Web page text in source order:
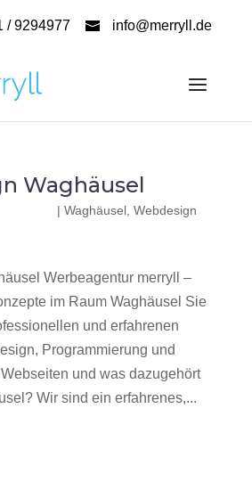
/ 9294977 info@merryll.de
Waghäusel
| Waghäusel, Webdesign
Werbeagentur merryll –
im Raum Waghäusel Sie
und erfahrenen
Programmierung und
und was dazugehört
Wir sind ein erfahrenes,...